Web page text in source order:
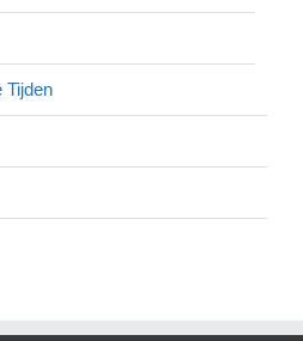
Tijden